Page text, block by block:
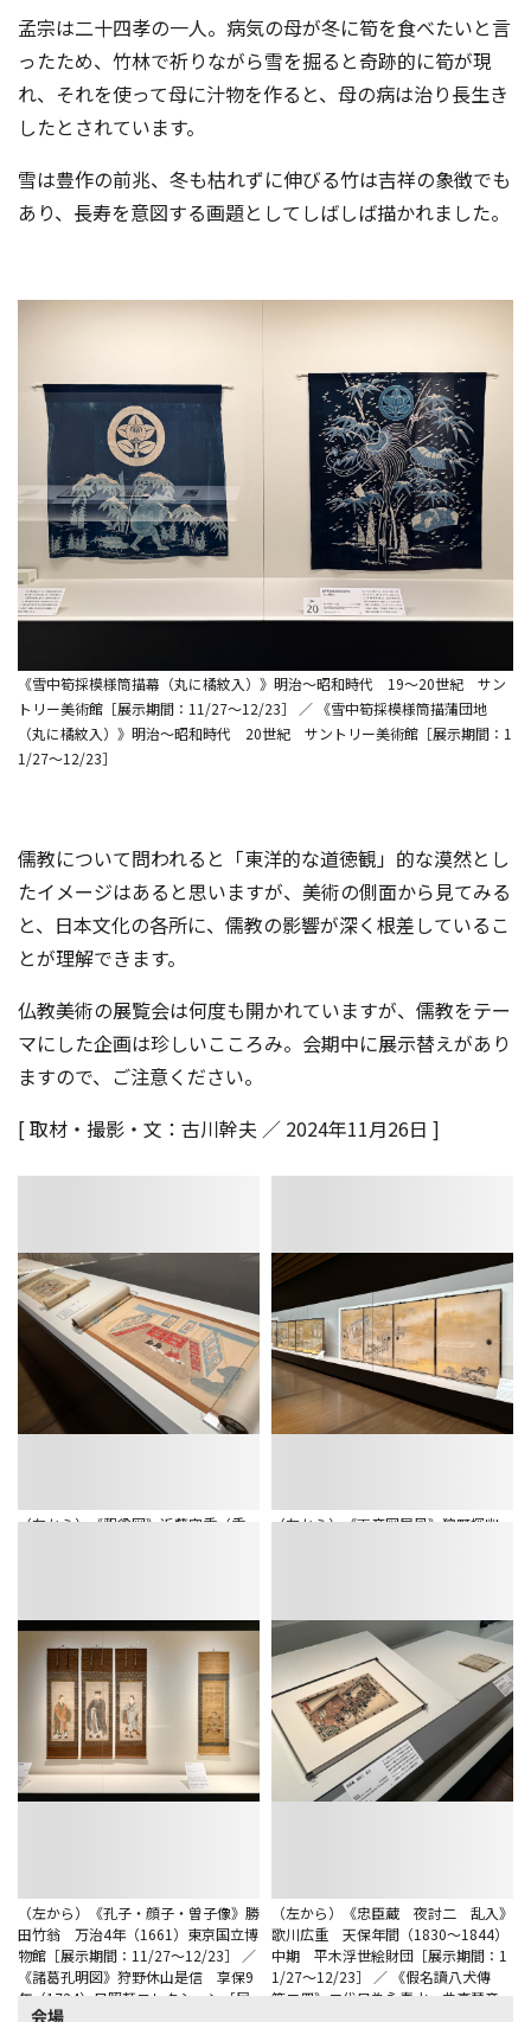
孟宗は二十四孝の一人。病気の母が冬に筍を食べたいと言
ったため、竹林で祈りながら雪を掘ると奇跡的に筍が現
れ、それを使って母に汁物を作ると、母の病は治り長生き
したとされています。
雪は豊作の前兆、冬も枯れずに伸びる竹は吉祥の象徴でも
あり、長寿を意図する画題としてしばしば描かれました。
《雪中筍採模様筒描幕（丸に橘紋入）》明治～昭和時代 19～20世紀 サン
トリー美術館［展示期間：11/27～12/23］ ／ 《雪中筍採模様筒描蒲団地
（丸に橘紋入）》明治～昭和時代 20世紀 サントリー美術館［展示期間：1
1/27～12/23］
儒教について問われると「東洋的な道徳観」的な漠然とし
たイメージはあると思いますが、美術の側面から見てみる
と、日本文化の各所に、儒教の影響が深く根差しているこ
とが理解できます。
仏教美術の展覧会は何度も開かれていますが、儒教をテー
マにした企画は珍しいこころみ。会期中に展示替えがあり
ますので、ご注意ください。
[ 取材・撮影・文：古川幹夫 ／ 2024年11月26日 ]
（左から）《釈奠図》近藤守重（重
27～12/23］
（左から）《両帝図屛風》狩野探幽
寛永11年（1634）名古屋城総合事務
所［展示期間：11/27～12/23］
（左から）《孔子・顔子・曽子像》勝
田竹翁 万治4年（1661）東京国立博
物館［展示期間：11/27～12/23］ ／
《諸葛孔明図》狩野休山是信 享保9
年（1724）日照軒コレクション［展
（左から）《忠臣蔵 夜討二 乱入》
歌川広重 天保年間（1830～1844）
中期 平木浮世絵財団［展示期間：1
1/27～12/23］ ／ 《假名讀八犬傳
第二冊》二代目為永春水・曲亭琴童・
会場